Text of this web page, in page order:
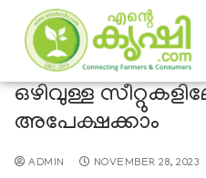
ഒഴിവുള്ള
അപേക്ഷക്കാം
ADMIN NOVEMBER 28, 2023